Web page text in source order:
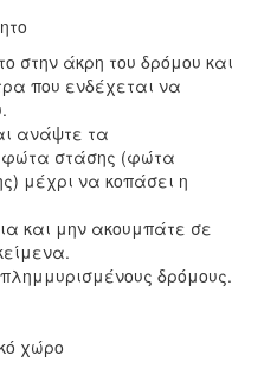
στην άκρη του δρόμου και
που ενδέχεται να
ανάψτε τα
φώτα στάσης (φώτα
μέχρι να κοπάσει η
και μην ακουμπάτε σε
δρόμους.
χώρο